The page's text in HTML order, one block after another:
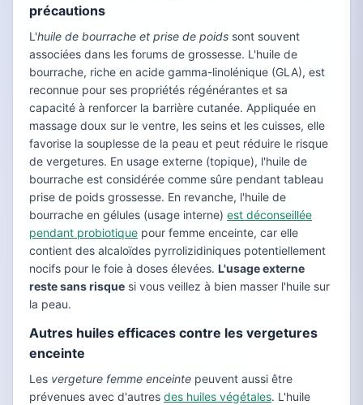
précautions
L'huile de bourrache et prise de poids sont souvent
associées dans les forums de grossesse. L'huile de
bourrache, riche en acide gamma-linolénique (GLA), est
reconnue pour ses propriétés régénérantes et sa
capacité à renforcer la barrière cutanée. Appliquée en
massage doux sur le ventre, les seins et les cuisses, elle
favorise la souplesse de la peau et peut réduire le risque
de vergetures. En usage externe (topique), l'huile de
bourrache est considérée comme sûre pendant tableau
prise de poids grossesse. En revanche, l'huile de
bourrache en gélules (usage interne) est déconseillée
pendant probiotique pour femme enceinte, car elle
contient des alcaloïdes pyrrolizidiniques potentiellement
nocifs pour le foie à doses élevées. L'usage externe
reste sans risque si vous veillez à bien masser l'huile sur
la peau.
Autres huiles efficaces contre les vergetures
enceinte
Les vergeture femme enceinte peuvent aussi être
prévenues avec d'autres des huiles végétales. L'huile